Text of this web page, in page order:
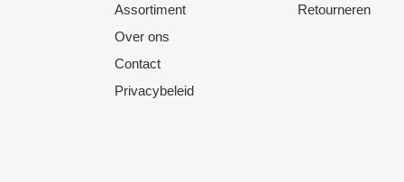
Assortiment
Over ons
Contact
Privacybeleid
Retourneren